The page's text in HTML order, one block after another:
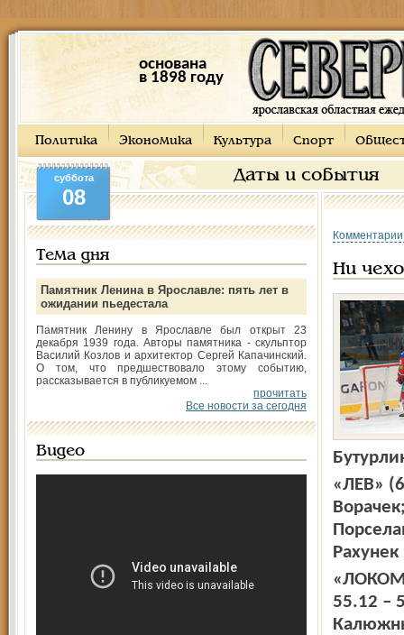
основана
в 1898 году
Политика Экономика Культура Спорт
Даты и события
суббота
08
Тема дня
Памятник Ленина в Ярославле: пять лет в
ожидании пьедестала
Памятник Ленину в Ярославле был открыт 23
декабря 1939 года. Авторы памятника - скульптор
Василий Козлов и архитектор Сергей Капачинский.
О том, что предшествовало этому событию,
рассказывается в публикуемом ...
прочитать
Все новости за сегодня
Видео
Ни
«ЛЕВ»
55.12 –